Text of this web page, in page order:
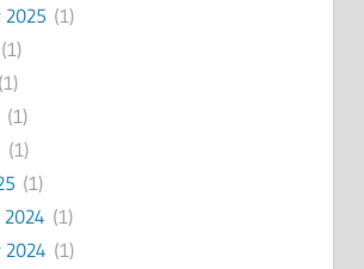
2025 (1)
(1)
(1)
(1)
(1)
(1)
2024 (1)
2024 (1)